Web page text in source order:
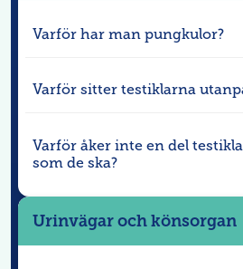
Varför har man pungkulor?
Varför sitter testiklarna
Varför åker inte en del
som de ska?
Urinvägar och könsorgan